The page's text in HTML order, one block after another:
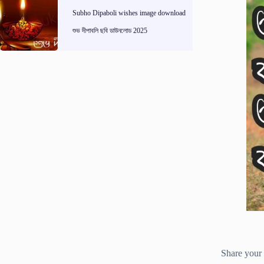
Share
Subho Dipaboli wishes image download
শুভ দীপাবলি ছবি ডাউনলোড 2025